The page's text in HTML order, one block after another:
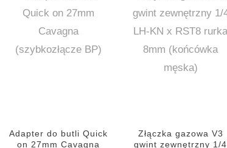
Adapter do butli Quick
on 27mm Cavagna
Złączka gazowa V3
gwint zewnętrzny 1/4